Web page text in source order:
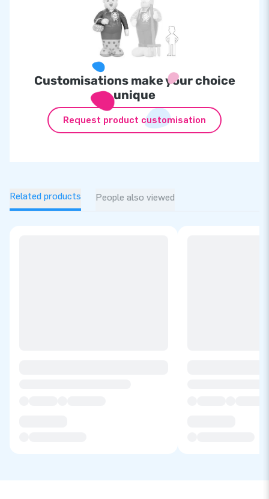
Customisations make your choice
unique
Request product customisation
Related products People also viewed